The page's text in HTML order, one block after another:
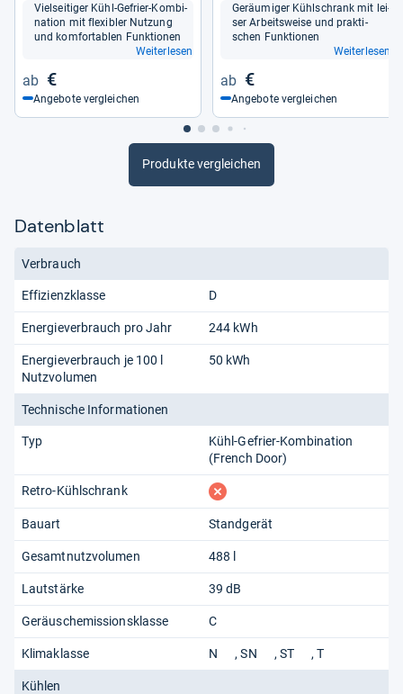
Viel­sei­ti­ger Kühl-​Gefrier-​Kom­bi­
na­tion mit fle­xibler Nut­zung
und kom­for­ta­blen Funk­tio­nen
Weiterlesen
€
Angebote vergleichen
Geräu­mi­ger Kühl­schrank mit lei­
ser Arbeits­weise und prak­ti­
schen Funk­tio­nen
Weiterlesen
€
Angebote vergleichen
Produkte vergleichen
Datenblatt
Verbrauch
Effizienzklasse D
Energieverbrauch pro Jahr 244 kWh
Energieverbrauch je 100 l
Nutzvolumen
50 kWh
Technische Informationen
Typ
Kühl-Gefrier-Kombination
(French Door)
Retro-Kühlschrank fehlt
Bauart Standgerät
Gesamtnutzvolumen 488 l
Lautstärke 39 dB
Geräuschemissionsklasse C
Klimaklasse N SN ST T
Kühlen